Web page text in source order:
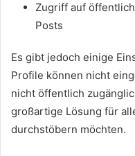
Zugriff auf
Posts
Es gibt jedoch einige
Profile können nicht
nicht öffentlich
großartige Lösung für
durchstöbern möchten.